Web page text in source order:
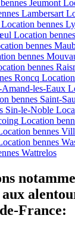
Jeumont
Lambersart
Location bennes
Location bennes
bennes
bennes
bennes
Roncq
Amand-les-Eaux
bennes Saint-
Sin-le-Noble
Location
bennes
bennes
Wattrelos
France: